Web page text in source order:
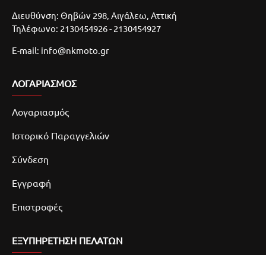
Διευθύνση: Θηβών 298, Αιγάλεω, Αττική
Τηλέφωνο: 2130454926 - 2130454927
E-mail: info@nkmoto.gr
ΛΟΓΑΡΙΑΣΜΌΣ
Λογαριασμός
Ιστορικό Παραγγελιών
Σύνδεση
Εγγραφή
Επιστροφές
ΕΞΥΠΗΡΕΤΗΣΗ ΠΕΛΑΤΩΝ